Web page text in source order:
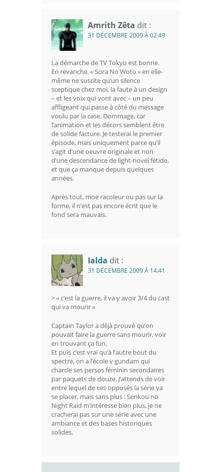
Amrith Zêta dit :
31 DÉCEMBRE 2009 À 02:49
La démarche de TV Tokyo est bonne.
En revanche, « Sora No Woto » en elle-
même ne suscite qu’un silence
sceptique chez moi, la faute à un design
– et les voix qui vont avec – un peu
affligeant qui passe à côté du message
voulu par la case. Dommage, car
l’animation et les décors semblent être
de solide facture. Je testerai le premier
épisode, mais uniquement parce qu’il
s’agit d’une oeuvre originale et non
d’une descendance de light-novel fétide,
et que ça manque depuis quelques
années.
Après tout, moe racoleur ou pas sur la
forme, il n’est pas encore écrit que le
fond sera mauvais.
Ialda dit :
31 DÉCEMBRE 2009 À 14:41
> « c’est la guerre, il va y avoir 3/4 du cast
qui va mourir »
Captain Taylor a déjà prouvé qu’on
pouvait faire la guerre sans mourir, voir
en trouvant ça fun.
Et puis c’est vrai qu’à l’autre bout du
spectre, on a l’école v gundam qui
charcle ses persos féminin secondaires
par paquets de douze. J’attends de voir
entre lequel de ces opposés la série va
se placer, mais sans plus : Senkou no
Night Raid m’intéresse bien plus, je ne
cracherai pas sur une série avec une
ambiance et des bases historiques
solides.